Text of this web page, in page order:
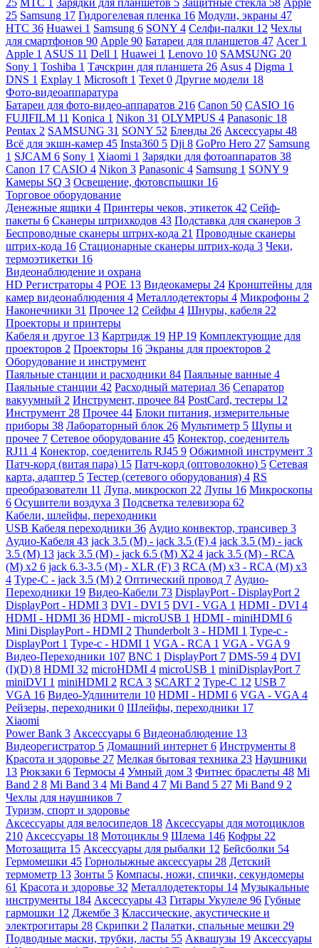
25 Samsung 17 Гидрогелевая пленка 16 Модули, экраны 47
HTC 36 Huawei 1 Samsung 6 SONY 4 Селфи-палки 12 Чехлы
для смартфонов 90 Apple 90 Батареи для планшетов 47 Acer 1
Apple 1 ASUS 11 Dell 1 Huawei 1 Lenovo 10 SAMSUNG 20
Sony 1 Toshiba 1 Тачскрин для планшета 26 Asus 4 Digma 1
DNS 1 Explay 1 Microsoft 1 Texet 0 Другие модели 18
Фото-видеоаппаратура
Батареи для фото-видео-аппаратов 216 Canon 50 CASIO 16
FUJIFILM 11 Konica 1 Nikon 31 OLYMPUS 4 Panasonic 18
Pentax 2 SAMSUNG 31 SONY 52 Бленды 26 Аксессуары 48
Всё для экшн-камер 45 Insta360 5 Dji 8 GoPro Hero 27 Samsung
1 SJCAM 6 Sony 1 Xiaomi 1 Зарядки для фотоаппаратов 38
Canon 17 CASIO 4 Nikon 3 Panasonic 4 Samsung 1 SONY 9
Камеры SQ 3 Освещение, фотовспышки 16
Торговое оборудование
Денежные ящики 4 Принтеры чеков, этикеток 42 Сейф-
пакеты 6 Сканеры штрихкодов 43 Подставка для сканеров 3
Беспроводные сканеры штрих-кода 21 Проводные сканеры
штрих-кода 16 Стационарные сканеры штрих-кода 3 Чеки,
термоэтикетки 16
Видеонаблюдение и охрана
HD Регистраторы 4 POE 13 Видеокамеры 24 Кронштейны для
камер видеонаблюдения 4 Металлодетекторы 4 Микрофоны 2
Наконечники 31 Прочее 12 Сейфы 4 Шнуры, кабеля 22
Проекторы и принтеры
Кабеля и другое 13 Картридж 19 HP 19 Комплектующие для
проекторов 2 Проекторы 16 Экраны для проекторов 2
Оборудование и инструмент
Паяльные станции и расходники 84 Паяльные ванные 4
Паяльные станции 42 Расходный материал 36 Сепаратор
вакуумный 2 Инструмент, прочее 84 PostCard, тестеры 12
Инструмент 28 Прочее 44 Блоки питания, измерительные
приборы 38 Лабораторный блок 26 Мультиметр 5 Щупы и
прочее 7 Сетевое оборудование 45 Конектор, соеденитель
RJ11 4 Конектор, соеденитель RJ45 9 Обжимной инструмент 3
Патч-корд (витая пара) 15 Патч-корд (оптоволокно) 5 Сетевая
карта, адаптер 5 Тестер (сетевого оборудования) 4 RS
преобразователи 11 Лупа, микроскоп 22 Лупы 16 Микроскопы
6 Осушители воздуха 3 Подсветка телевизора 62
Кабели, шлейфы, переходники
USB Кабеля переходники 36 Аудио конвектор, трансивер 3
Аудио-Кабеля 43 jack 3.5 (M) - jack 3.5 (F) 4 jack 3.5 (M) - jack
3.5 (M) 13 jack 3.5 (M) - jack 6.5 (M) X2 4 jack 3.5 (M) - RCA
(M) x2 6 jack 6.3-3.5 (M) - XLR (F) 3 RCA (M) x3 - RCA (M) x3
4 Type-C - jack 3.5 (M) 2 Оптический провод 7 Аудио-
Переходники 19 Видео-Кабели 73 DisplayPort - DisplayPort 2
DisplayPort - HDMI 3 DVI - DVI 5 DVI - VGA 1 HDMI - DVI 4
HDMI - HDMI 36 HDMI - microUSB 1 HDMI - miniHDMI 6
Mini DisplayPort - HDMI 2 Thunderbolt 3 - HDMI 1 Type-c -
DisplayPort 1 Type-c - HDMI 1 VGA - RCA 1 VGA - VGA 9
Видео-Переходники 107 BNC 1 DisplayPort 7 DMS-59 4 DVI
(I)(D) 8 HDMI 32 microHDMI 4 microUSB 1 miniDisplayPort 7
miniDVI 1 miniHDMI 2 RCA 3 SCART 2 Type-C 12 USB 7
VGA 16 Видео-Удлинители 10 HDMI - HDMI 6 VGA - VGA 4
Рейзеры, переходники 0 Шлейфы, переходники 17
Xiaomi
Power Bank 3 Аксессуары 6 Видеонаблюдение 13
Видеорегистратор 5 Домашний интернет 6 Инструменты 8
Красота и здоровье 27 Мелкая бытовая техника 23 Наушники
13 Рюкзаки 6 Термосы 4 Умный дом 3 Фитнес браслеты 48 Mi
Band 2 8 Mi Band 3 4 Mi Band 4 7 Mi Band 5 27 Mi Band 9 2
Чехлы для наушников 7
Туризм, спорт и здоровье
Аксессуары для велосипедов 18 Аксессуары для мотоциклов
210 Аксессуары 18 Мотоциклы 9 Шлема 146 Кофры 22
Мотозащита 15 Аксессуары для рыбалки 12 Бейсболки 54
Гермомешки 45 Горнолыжные аксессуары 28 Детский
термометр 13 Зонты 5 Компасы, ножи, спички, секундомеры
61 Красота и здоровье 32 Металлодетекторы 14 Музыкальные
инструменты 184 Аксессуары 43 Гитары Укулеле 96 Губные
гармошки 12 Джембе 3 Классические, акустические и
электрогитары 28 Скрипки 2 Палатки, спальные мешки 29
Подводные маски, трубки, ласты 55 Аквашузы 19 Аксессуары